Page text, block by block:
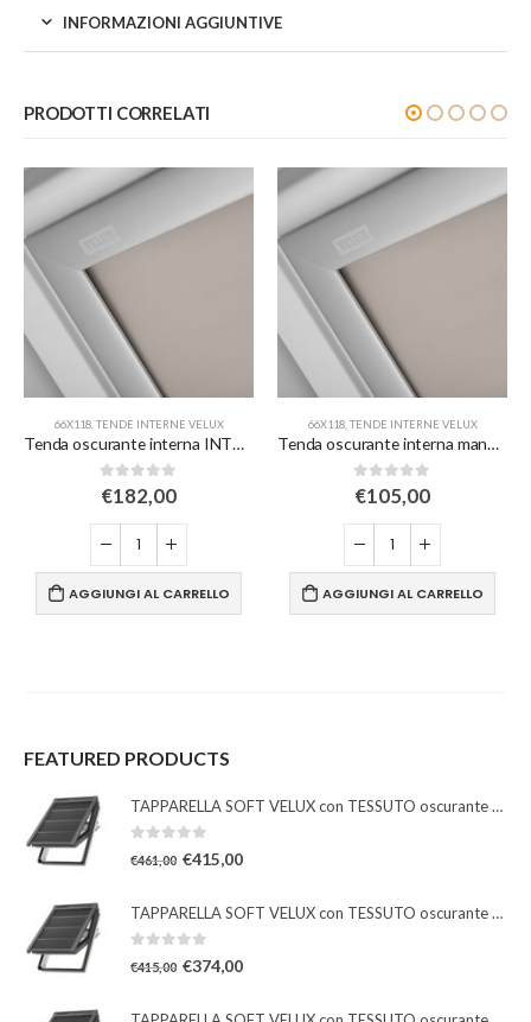
INFORMAZIONI AGGIUNTIVE
PRODOTTI CORRELATI
66X118, TENDE INTERNE VELUX
Tenda oscurante interna INTEGRA elettrica a rullo – beige
0Su 5
€182,00
AGGIUNGI AL CARRELLO
66X118, TENDE INTERNE VELUX
Tenda oscurante interna manuale a rullo – beige – per finestre misura 206
0Su 5
€105,00
AGGIUNGI AL CARRELLO
FEATURED PRODUCTS
TAPPARELLA SOFT VELUX con TESSUTO oscurante solare
€461,00 €415,00
TAPPARELLA SOFT VELUX con TESSUTO oscurante solare
€415,00 €374,00